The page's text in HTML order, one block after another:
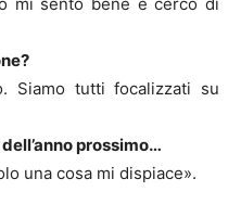
Siamo tutti focalizzati su
prossimo…
una cosa mi dispiace».